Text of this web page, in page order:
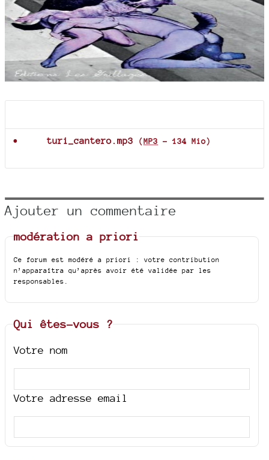
turi_cantero.mp3 (MP3 - 134 Mio)
Ajouter un commentaire
modération a priori
Ce forum est modéré a priori : votre contribution
n’apparaîtra qu’après avoir été validée par les
responsables.
Qui êtes-vous ?
Votre nom
Votre adresse email